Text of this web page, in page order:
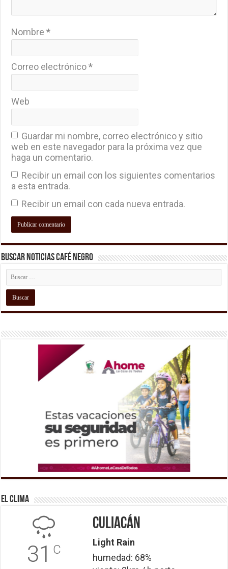
Nombre*
Correo electrónico*
Web
Guardar mi nombre, correo electrónico y sitio
web en este navegador para la próxima vez que
haga un comentario.
Recibir un email con los siguientes comentarios
a esta entrada.
Recibir un email con cada nueva entrada.
Buscar Noticias Café Negro
El Clima
31 C
Culiacán
Light Rain
humedad: 68%